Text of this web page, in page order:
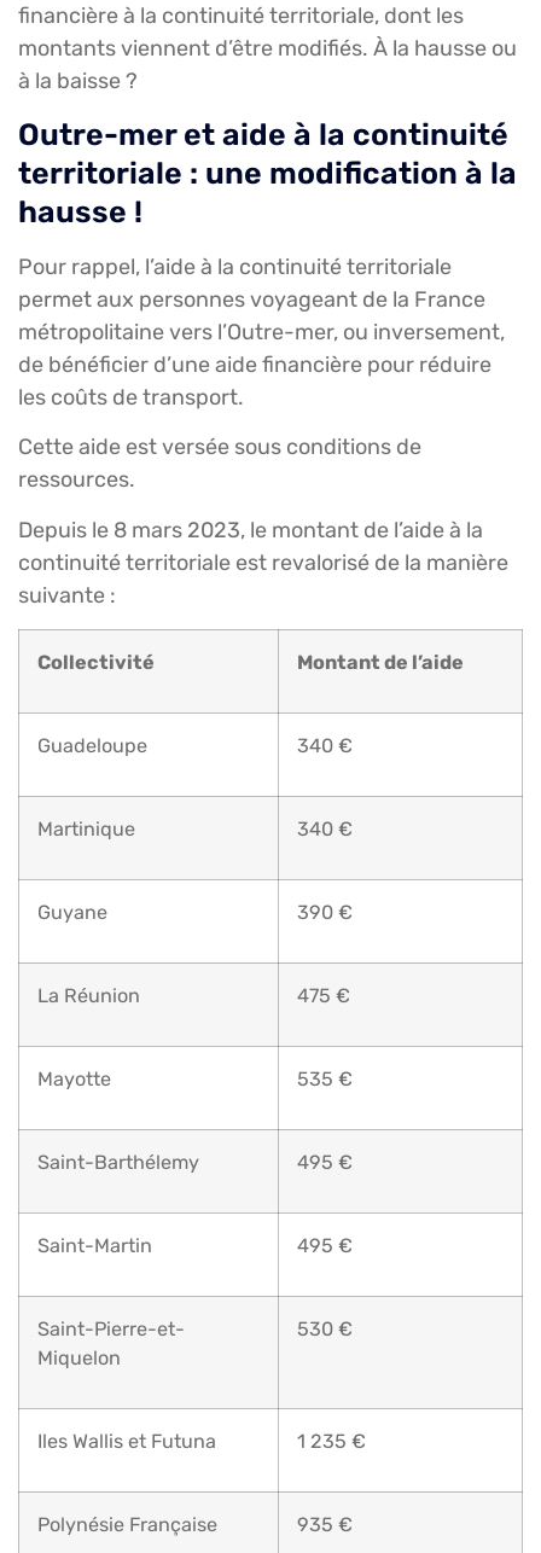
financière à la continuité territoriale, dont les
montants viennent d’être modifiés. À la hausse ou
à la baisse ?
Outre-mer et aide à la continuité
territoriale : une modification à la
hausse !
Pour rappel, l’aide à la continuité territoriale
permet aux personnes voyageant de la France
métropolitaine vers l’Outre-mer, ou inversement,
de bénéficier d’une aide financière pour réduire
les coûts de transport.
Cette aide est versée sous conditions de
ressources.
Depuis le 8 mars 2023, le montant de l’aide à la
continuité territoriale est revalorisé de la manière
suivante :
Collectivité Montant de l’aide
Guadeloupe 340 €
Martinique 340 €
Guyane 390 €
La Réunion 475 €
Mayotte 535 €
Saint-Barthélemy 495 €
Saint-Martin 495 €
Saint-Pierre-et-
Miquelon
530 €
Iles Wallis et Futuna 1 235 €
Polynésie Française 935 €